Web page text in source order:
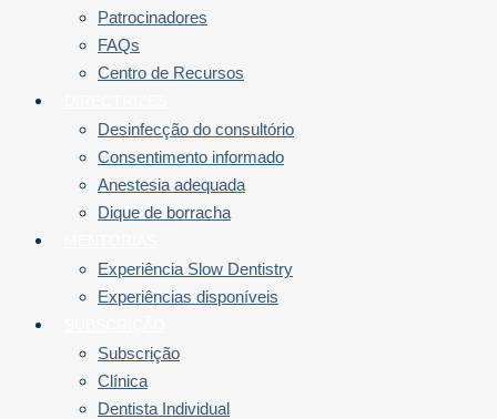
Patrocinadores
FAQs
Centro de Recursos
Desinfecção do consultório
Consentimento informado
Anestesia adequada
Dique de borracha
Experiência Slow Dentistry
Experiências disponíveis
Subscrição
Clínica
Dentista Individual